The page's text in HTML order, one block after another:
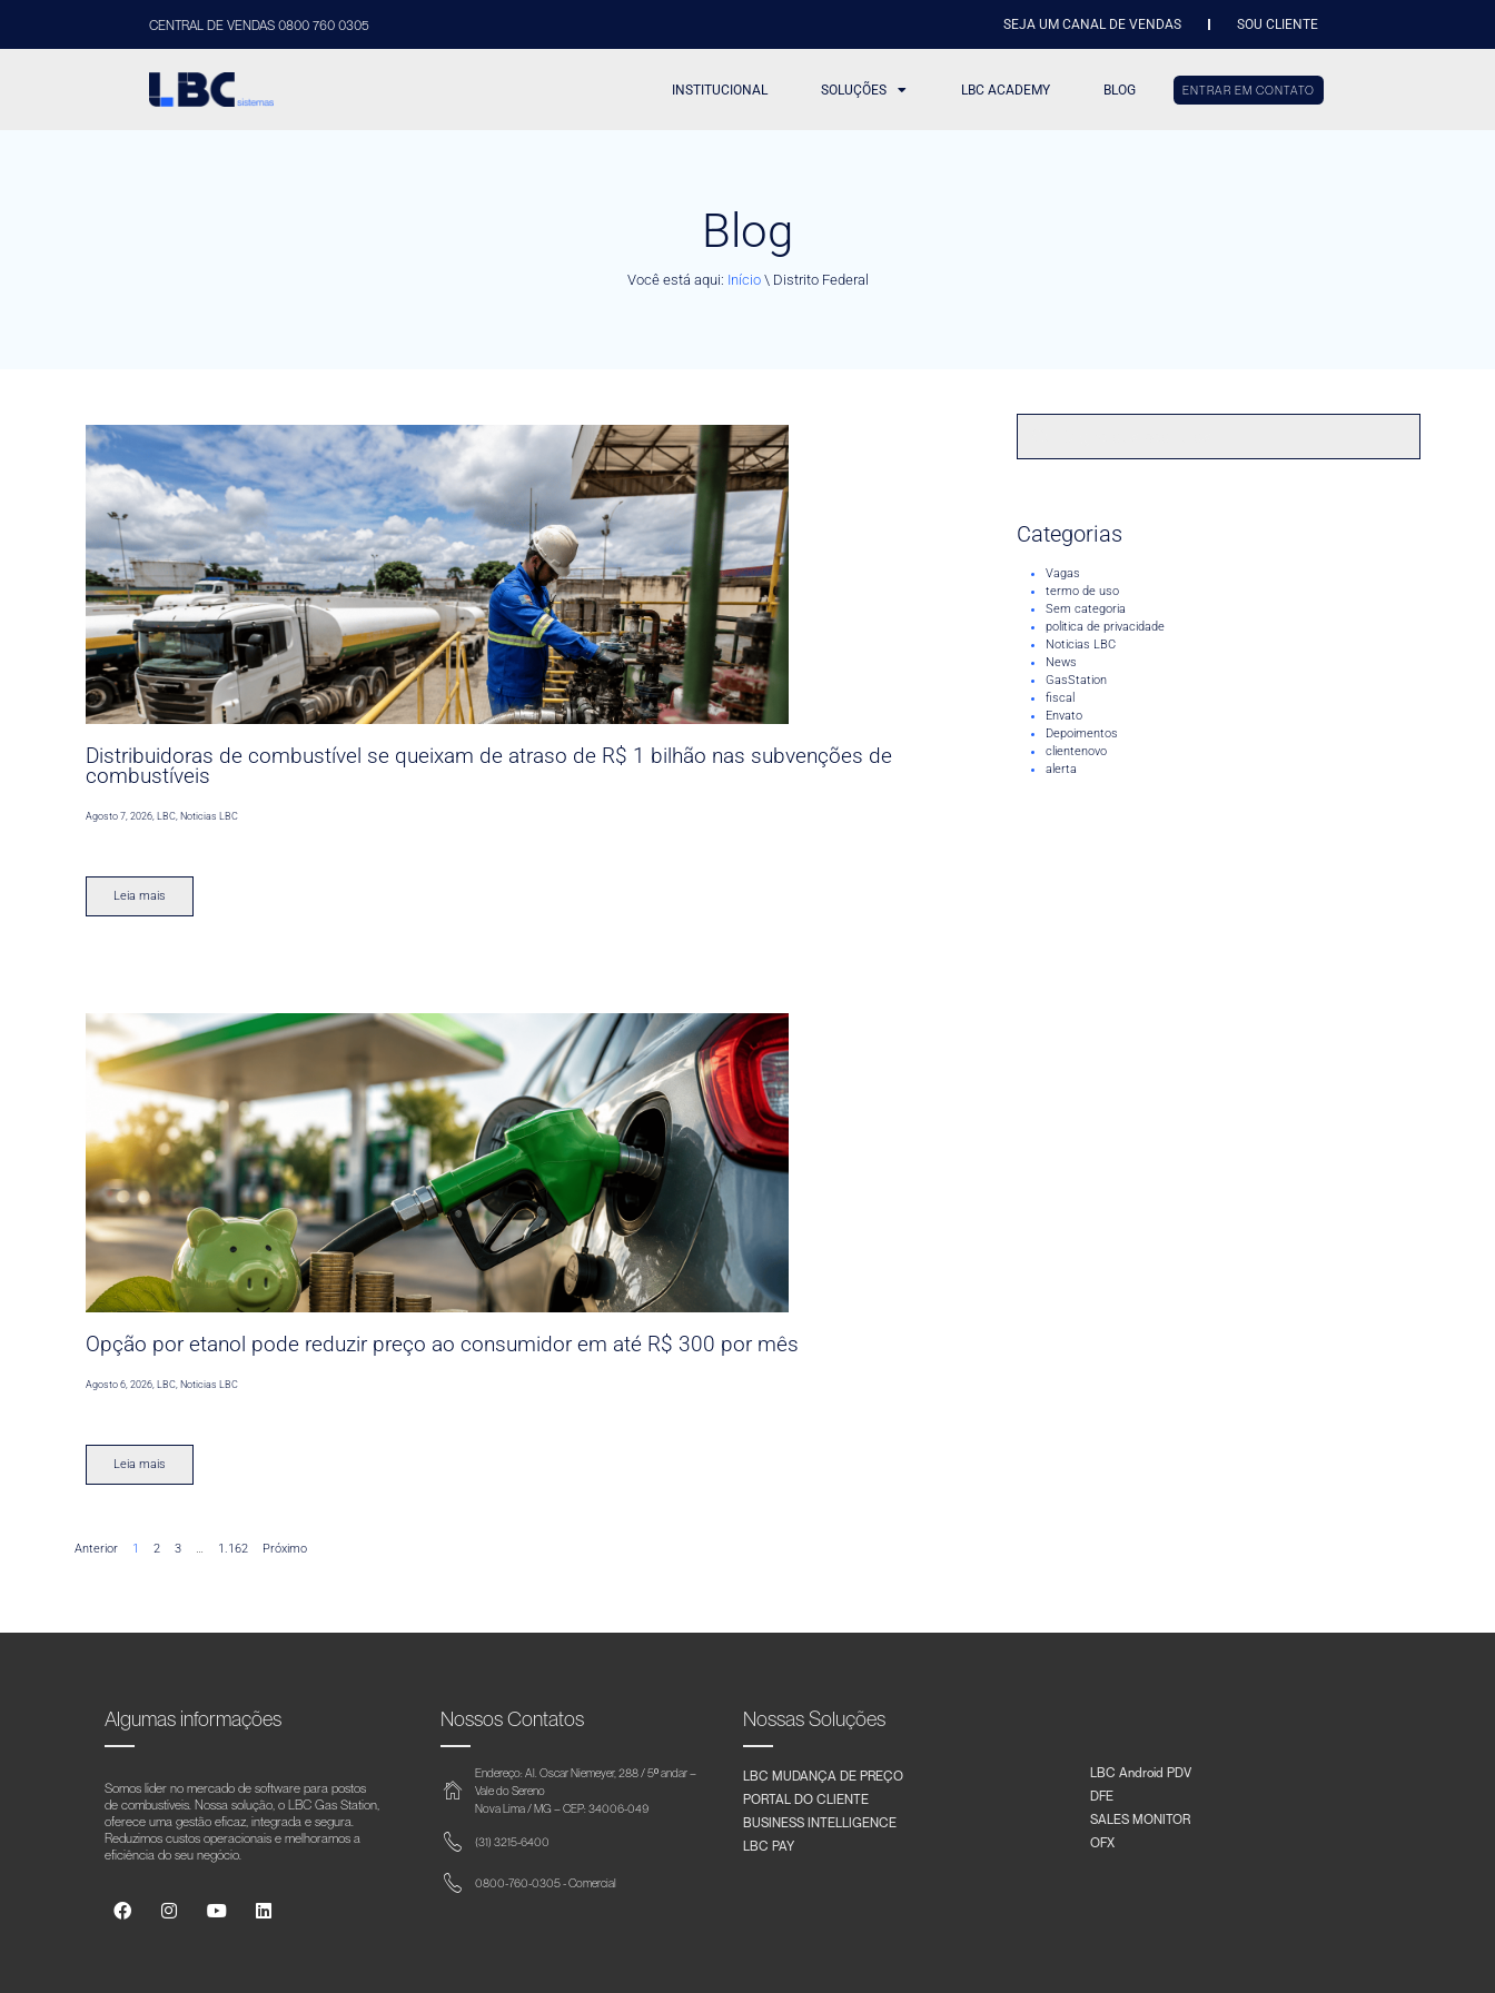
CENTRAL DE VENDAS 0800 760 0305 SEJA UM CANAL DE VENDAS SOU CLIENTE
INSTITUCIONAL SOLUÇÕES LBC ACADEMY BLOG ENTRAR EM CONTATO
Blog
Você está aqui: Início\ Distrito Federal
Distribuidoras de combustível se queixam de atraso de R$ 1 bilhão nas subvenções de
combustíveis
Agosto 7, 2026,LBC,Noticias LBC
Leia mais
Opção por etanol pode reduzir preço ao consumidor em até R$ 300 por mês
Agosto 6, 2026 ,LBC Noticias LBC
Leia mais
Anterior 1 2 3 … 1.162 Próximo
Categorias
Vagas
termo de uso
Sem categoria
politica de privacidade
Noticias LBC
News
GasStation
fiscal
Envato
Depoimentos
clientenovo
alerta
Algumas informações
Somos líder no mercado de software para postos
de combustíveis. Nossa solução, o LBC Gas Station,
oferece uma gestão eficaz, integrada e segura.
Reduzimos custos operacionais e melhoramos a
eficiência do seu negócio.
Nossos Contatos
Endereço: Al. Oscar Niemeyer, 288 / 5º andar –
Vale do Sereno
Nova Lima / MG – CEP: 34006-049
(31) 3215-6400
0800-760-0305 - Comercial
Nossas Soluções
LBC MUDANÇA DE PREÇO
PORTAL DO CLIENTE
BUSINESS INTELLIGENCE
LBC PAY
LBC Android PDV
DFE
SALES MONITOR
OFX